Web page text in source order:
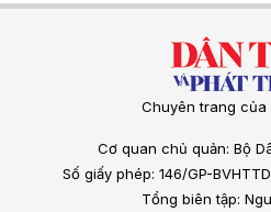
Chuyên trang của
Cơ quan chủ quản: Bộ
Số giấy phép: 146/GP-
Tổng biên tập: